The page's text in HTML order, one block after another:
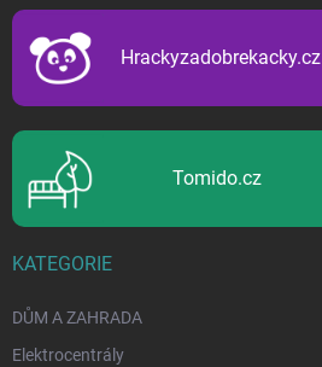
Hrackyzadobrekacky.cz
Tomido.cz
KATEGORIE
DŮM A ZAHRADA
Elektrocentrály